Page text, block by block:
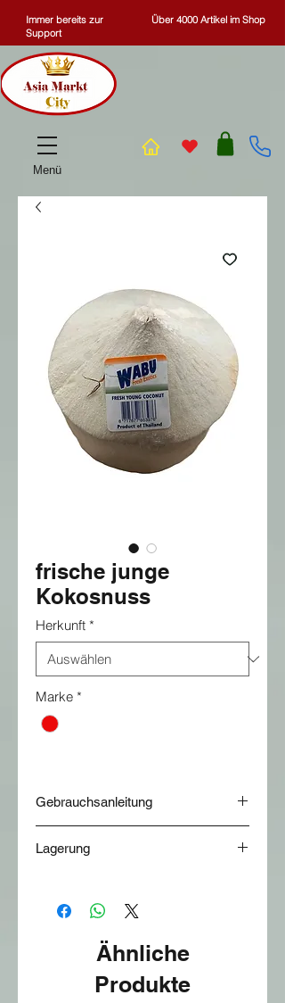
Menü
Immer bereits zur
Support
Über 4000 Artikel im Shop
frische junge
Kokosnuss
Herkunft *
Marke *
Gebrauchsanleitung
Lagerung
Kühlschrank zu largern, und
innerhalb 2 Tage verbraucht.
Ähnliche
Produkte